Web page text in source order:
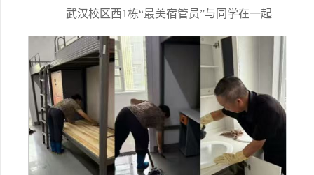
武汉校区西1栋“最美宿管员”与同学在一起